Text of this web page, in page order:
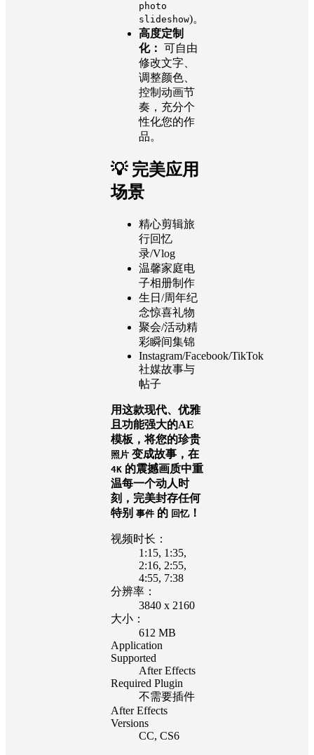
photo
slideshow)。
高度定制
化： 可自由
修改文字、
调整颜色、
控制动画节
奏，充分个
性化您的作
品。
💡 完美应用
场景
精心剪辑旅
行回忆
录/Vlog
温馨家庭电
子相册制作
生日/周年纪
念惊喜礼物
聚会/活动精
彩瞬间集锦
Instagram/Facebook/TikTok
社媒故事与
帖子
用这款现代、优雅
且功能强大的AE
模板，将您的珍贵
照片 变成故事，在
4K 的震撼画质中重
温每一个动人时
刻，完美封存任何
特别 事件 的 回忆！
视频时长：
1:15, 1:35,
2:16, 2:55,
4:55, 7:38
分辨率：
3840 x 2160
大小：
612 MB
Application
Supported
After Effects
Required Plugin
不需要插件
After Effects
Versions
CC, CS6